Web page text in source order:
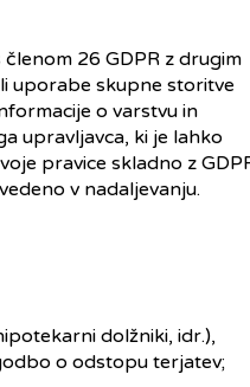
26 GDPR z drugim
uporabe skupne storitve
o varstvu in
upravljavca, ki je lahko
pravice skladno z
v nadaljevanju.
dolžniki, idr.),
o odstopu terjatev;